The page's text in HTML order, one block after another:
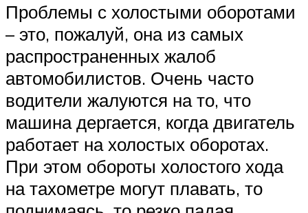
Проблемы с холостыми оборотами
– это, пожалуй, она из самых
распространенных жалоб
автомобилистов. Очень часто
водители жалуются на то, что
машина дергается, когда двигатель
работает на холостых оборотах.
При этом обороты холостого хода
на тахометре могут плавать, то